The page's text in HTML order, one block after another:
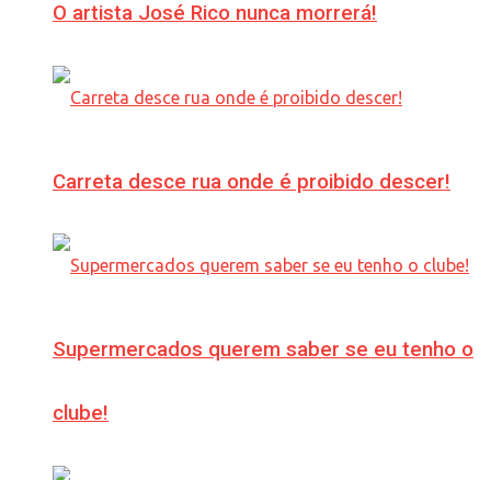
O artista José Rico nunca morrerá!
Carreta desce rua onde é proibido descer!
Supermercados querem saber se eu tenho o
clube!